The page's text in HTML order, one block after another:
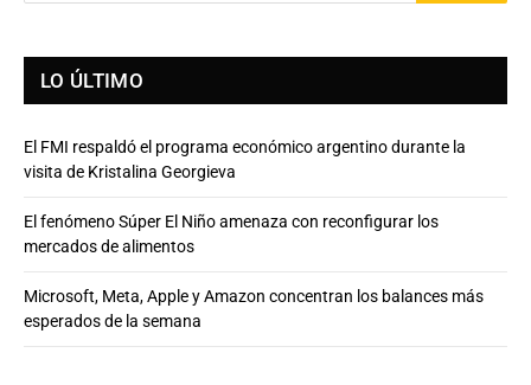
LO ÚLTIMO
El FMI respaldó el programa económico argentino durante la
visita de Kristalina Georgieva
El fenómeno Súper El Niño amenaza con reconfigurar los
mercados de alimentos
Microsoft, Meta, Apple y Amazon concentran los balances más
esperados de la semana